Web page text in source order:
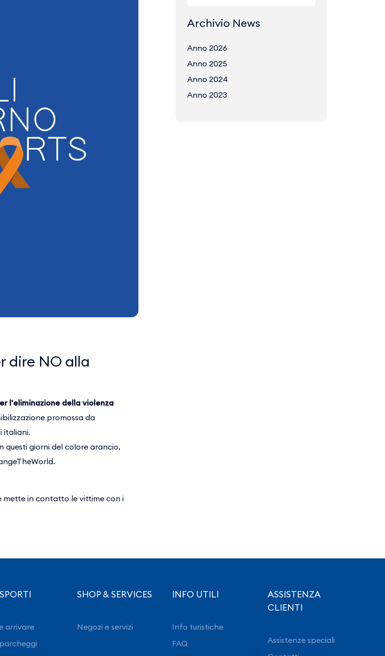
dire NO alla
l'eliminazione della violenza
promossa da
italiani.
questi giorni del colore arancio,
mette in contatto le vittime con i
Archivio News
Anno 2026
Anno 2025
Anno 2024
Anno 2023
arrivare
SHOP & SERVICES
Negozi e servizi
INFO UTILI
Info turistiche
FAQ
ASSISTENZA
CLIENTI
Assistenze speciali